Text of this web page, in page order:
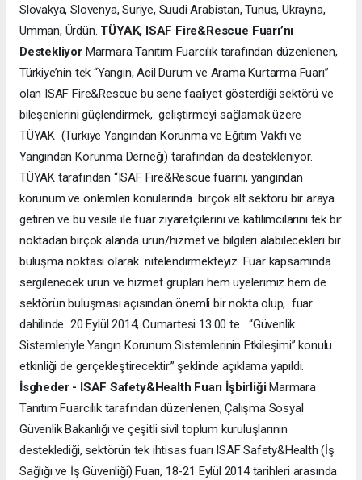
Slovakya, Slovenya, Suriye, Suudi Arabistan, Tunus, Ukrayna,
Umman, Ürdün. TÜYAK, ISAF Fire&Rescue Fuarı’nı
DestekliyorMarmara Tanıtım Fuarcılık tarafından düzenlenen,
Türkiye’nin tek “Yangın, Acil Durum ve Arama Kurtarma Fuarı”
olan ISAF Fire&Rescue bu sene faaliyet gösterdiği sektörü ve
bileşenlerini güçlendirmek, geliştirmeyi sağlamak üzere
TÜYAK (Türkiye Yangından Korunma ve Eğitim Vakfı ve
Yangından Korunma Derneği) tarafından da destekleniyor.
TÜYAK tarafından “ISAF Fire&Rescue fuarını, yangından
korunum ve önlemleri konularında birçok alt sektörü bir araya
getiren ve bu vesile ile fuar ziyaretçilerini ve katılımcılarını tek bir
noktadan birçok alanda ürün/hizmet ve bilgileri alabilecekleri bir
buluşma noktası olarak nitelendirmekteyiz. Fuar kapsamında
sergilenecek ürün ve hizmet grupları hem üyelerimiz hem de
sektörün buluşması açısından önemli bir nokta olup, fuar
dahilinde 20 Eylül 2014, Cumartesi 13.00 te “Güvenlik
Sistemleriyle Yangın Korunum Sistemlerinin Etkileşimi” konulu
etkinliği de gerçekleştirecektir.” şeklinde açıklama yapıldı.
İsgheder - ISAF Safety&Health Fuarı İşbirliğiMarmara
Tanıtım Fuarcılık tarafından düzenlenen, Çalışma Sosyal
Güvenlik Bakanlığı ve çeşitli sivil toplum kuruluşlarının
desteklediği, sektörün tek ihtisas fuarı ISAF Safety&Health (İş
Sağlığı ve İş Güvenliği) Fuarı, 18-21 Eylül 2014 tarihleri arasında